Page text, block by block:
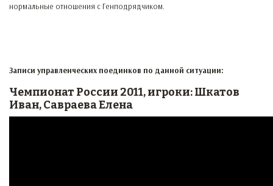
нормальные отношения с Генподрядчиком.
Записи управленческих поединков по данной ситуации:
Чемпионат России 2011, игроки: Шкатов
Иван, Савраева Елена